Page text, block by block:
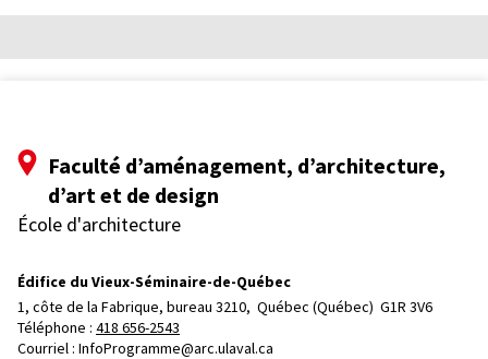
Faculté d’aménagement, d’architecture,
d’art et de design
École d'architecture
Édifice du Vieux-Séminaire-de-Québec
1, côte de la Fabrique, bureau 3210, Québec (Québec)  G1R 3V6
Téléphone : 418 656-2543
Courriel : InfoProgramme@arc.ulaval.ca